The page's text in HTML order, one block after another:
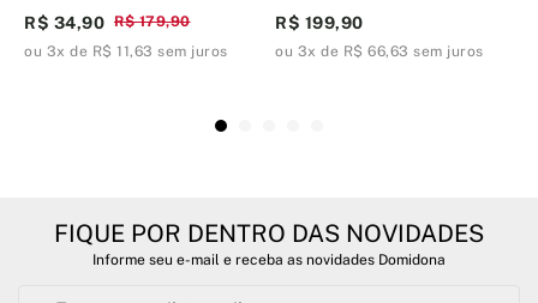
R$ 179,90
R$ 34,90
ou 3x de R$ 11,63 sem juros
R$ 199,90
ou 3x de R$ 66,63 sem juros
FIQUE POR DENTRO DAS NOVIDADES
Informe seu e-mail e receba as novidades Domidona